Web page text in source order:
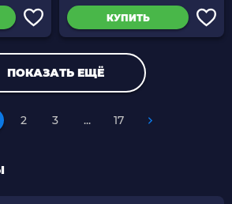
КУПИТЬ
ПОКАЗАТЬ ЕЩЁ
2 3 ... 17